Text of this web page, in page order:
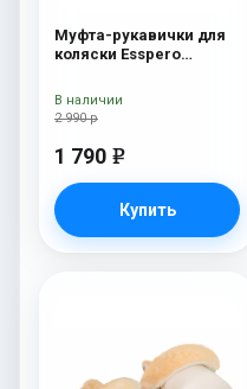
Муфта-рукавички для
коляски Esspero
овечья шерсть) Cream
2 990 р
1 790 e
Купить
В наличии